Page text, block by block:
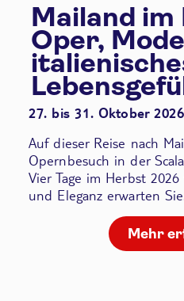
Mailand im
Oper,
27. bis 31. Oktober 2026
Auf dieser Reise nach
Opernbesuch in der Scala
Vier Tage im Herbst
und Eleganz erwarten
Mehr